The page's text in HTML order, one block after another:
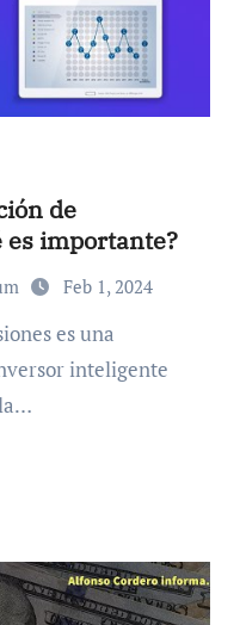
de
importante?
Feb 1, 2024
inteligente